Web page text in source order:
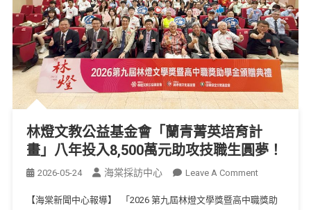
林燈文教公益基金會「蘭青菁英培育計
畫」八年投入8,500萬元助攻技職生圓夢！
2026-05-24 海棠採訪中心 Leave A Comment
【海棠新聞中心報導】 「2026 第九屆林燈文學獎暨高中職獎助